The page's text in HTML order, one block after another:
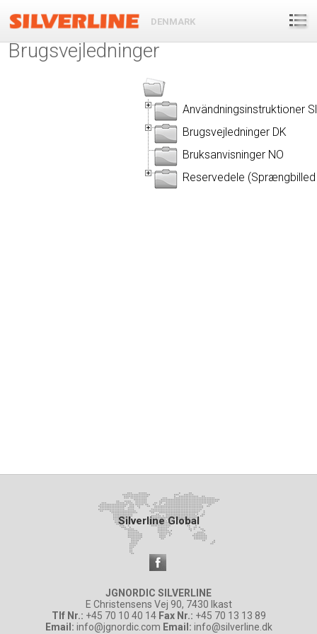
Brugsvejledninger
Användningsinstruktioner
Brugsvejledninger DK
Bruksanvisninger NO
Reservedele
DENMARK
Silverline Global
JGNORDIC SILVERLINE
E Christensens Vej 90, 7430 Ikast
Tlf Nr.: +45 70 10 40 14 Fax Nr.: +45 70 13 13 89
Email: info@jgnordic.com Email: info@silverline.dk